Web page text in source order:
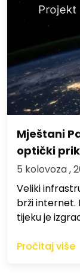
Mještani
optički
5 kolovoza ,
Veliki
brži internet.
tijeku je
Pročitaj više